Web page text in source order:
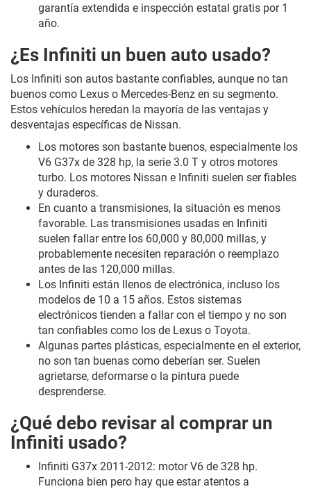
garantía extendida e inspección estatal gratis por 1
año.
¿Es Infiniti un buen auto usado?
Los Infiniti son autos bastante confiables, aunque no tan
buenos como Lexus o Mercedes-Benz en su segmento.
Estos vehículos heredan la mayoría de las ventajas y
desventajas específicas de Nissan.
Los motores son bastante buenos, especialmente los
V6 G37x de 328 hp, la serie 3.0 T y otros motores
turbo. Los motores Nissan e Infiniti suelen ser fiables
y duraderos.
En cuanto a transmisiones, la situación es menos
favorable. Las transmisiones usadas en Infiniti
suelen fallar entre los 60,000 y 80,000 millas, y
probablemente necesiten reparación o reemplazo
antes de las 120,000 millas.
Los Infiniti están llenos de electrónica, incluso los
modelos de 10 a 15 años. Estos sistemas
electrónicos tienden a fallar con el tiempo y no son
tan confiables como los de Lexus o Toyota.
Algunas partes plásticas, especialmente en el exterior,
no son tan buenas como deberían ser. Suelen
agrietarse, deformarse o la pintura puede
desprenderse.
¿Qué debo revisar al comprar un
Infiniti usado?
Infiniti G37x 2011-2012: motor V6 de 328 hp.
Funciona bien pero hay que estar atentos a